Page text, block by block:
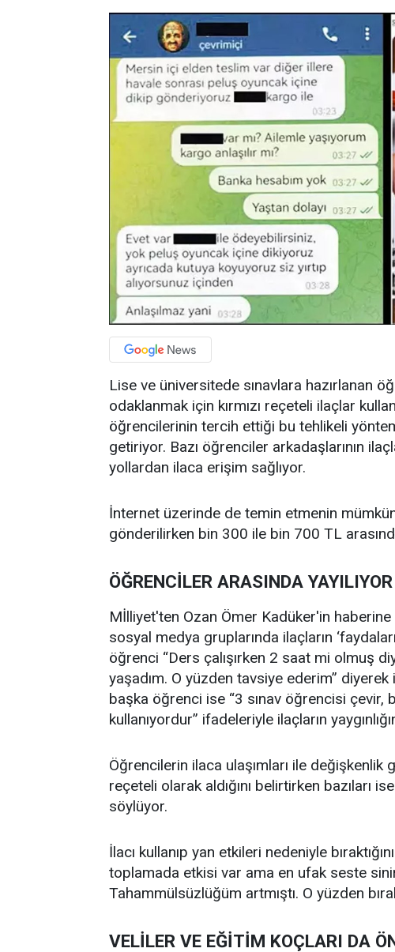
Lise ve üniversitede sınavlara hazırlanan
odaklanmak için kırmızı reçeteli ilaçlar
öğrencilerinin tercih ettiği bu tehlikeli
getiriyor. Bazı öğrenciler arkadaşlarının
yollardan ilaca erişim sağlıyor.
İnternet üzerinde de temin etmenin
gönderilirken bin 300 ile bin 700 TL
ÖĞRENCİLER ARASINDA YAYILIYOR
Mİlliyet'ten Ozan Ömer Kadüker'in
sosyal medya gruplarında ilaçların
öğrenci “Ders çalışırken 2 saat mi olmuş
yaşadım. O yüzden tavsiye ederim”
başka öğrenci ise “3 sınav öğrencisi çevir,
kullanıyordur” ifadeleriyle ilaçların
Öğrencilerin ilaca ulaşımları ile
reçeteli olarak aldığını belirtirken bazıları
söylüyor.
İlacı kullanıp yan etkileri nedeniyle
toplamada etkisi var ama en ufak seste
Tahammülsüzlüğüm artmıştı. O yüzden
VELİLER VE EĞİTİM KOÇLARI DA